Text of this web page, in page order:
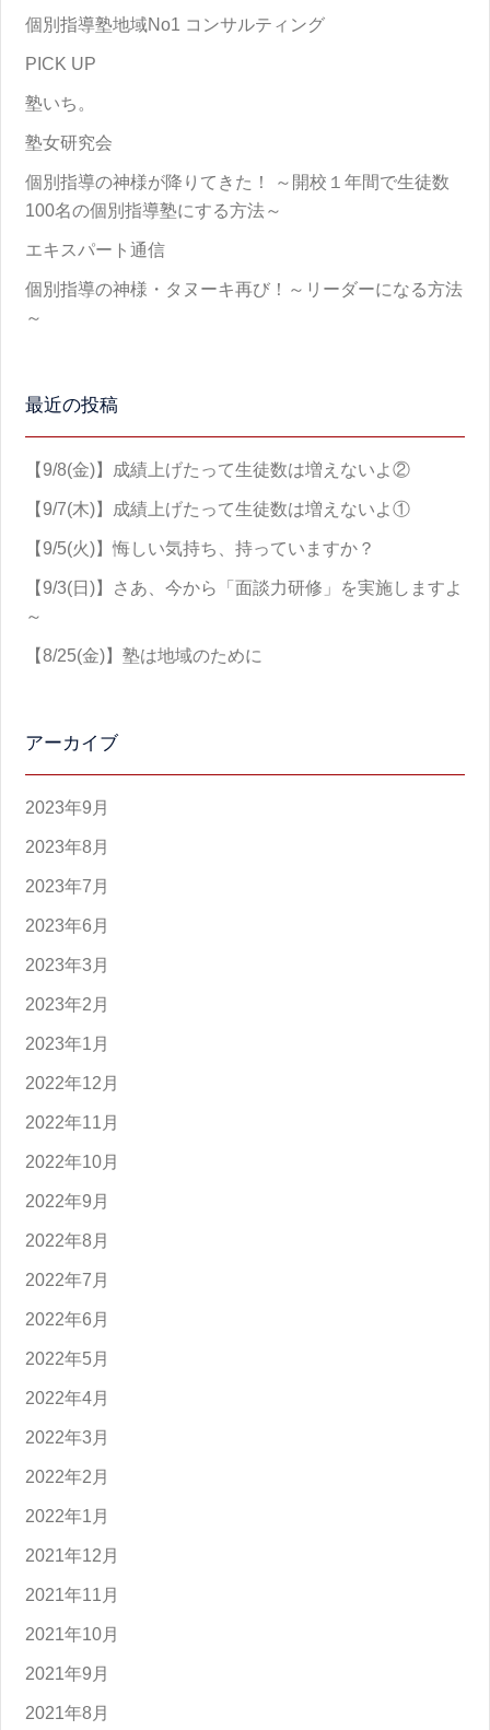
個別指導塾地域No1 コンサルティング
PICK UP
塾いち。
塾女研究会
個別指導の神様が降りてきた！ ～開校１年間で生徒数
100名の個別指導塾にする方法～
エキスパート通信
個別指導の神様・タヌーキ再び！～リーダーになる方法
～
最近の投稿
【9/8(金)】成績上げたって生徒数は増えないよ②
【9/7(木)】成績上げたって生徒数は増えないよ①
【9/5(火)】悔しい気持ち、持っていますか？
【9/3(日)】さあ、今から「面談力研修」を実施しますよ
～
【8/25(金)】塾は地域のために
アーカイブ
2023年9月
2023年8月
2023年7月
2023年6月
2023年3月
2023年2月
2023年1月
2022年12月
2022年11月
2022年10月
2022年9月
2022年8月
2022年7月
2022年6月
2022年5月
2022年4月
2022年3月
2022年2月
2022年1月
2021年12月
2021年11月
2021年10月
2021年9月
2021年8月